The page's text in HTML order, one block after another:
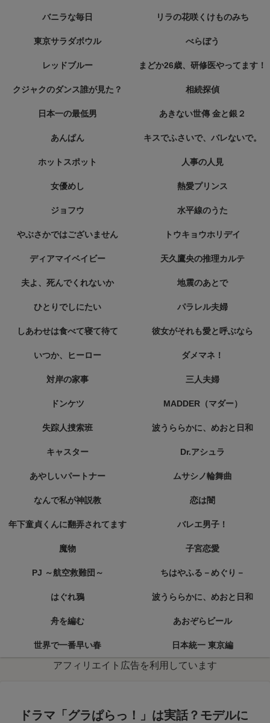
バニラな毎日 リラの花咲くけものみち
東京サラダボウル べらぼう
レッドブルー まどか26歳、研修医やってます！
クジャクのダンス誰が見た？ 相続探偵
日本一の最低男 あきない世傳 金と銀２
あんぱん キスでふさいで、バレないで。
ホットスポット 人事の人見
女優めし 熱愛プリンス
ジョフウ 水平線のうた
やぶさかではございません トウキョウホリデイ
ディアマイベイビー 天久鷹央の推理カルテ
夫よ、死んでくれないか 地震のあとで
ひとりでしにたい パラレル夫婦
しあわせは食べて寝て待て 彼女がそれも愛と呼ぶなら
いつか、ヒーロー ダメマネ！
対岸の家事 三人夫婦
ドンケツ MADDER（マダー）
失踪人捜索班 波うららかに、めおと日和
キャスター Dr.アシュラ
あやしいパートナー ムサシノ輪舞曲
なんで私が神説教 恋は闇
年下童貞くんに翻弄されてます バレエ男子！
魔物 子宮恋愛
PJ ～航空救難団～ ちはやふる－めぐり－
はぐれ鴉 波うららかに、めおと日和
舟を編む あおぞらビール
世界で一番早い春 日本統一 東京編
アフィリエイト広告を利用しています
ドラマ「グラぱらっ！」は実話？モデルに